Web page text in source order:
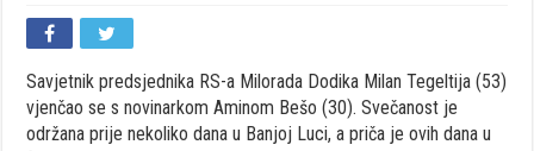
Savjetnik predsjednika RS-a Milorada Dodika Milan Tegeltija (53)
vjenčao se s novinarkom Aminom Bešo (30). Svečanost je
održana prije nekoliko dana u Banjoj Luci, a priča je ovih dana u